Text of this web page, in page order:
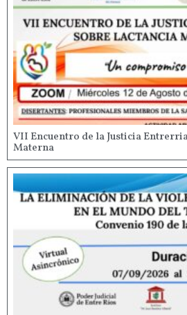
VII Encuentro de la Justicia
Materna